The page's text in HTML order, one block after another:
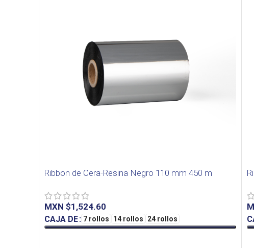
Ribbon de Cera-Resina Negro 110 mm 450 m
MXN $
CAJA DE 7 rollos 14 rollos 24 rollos